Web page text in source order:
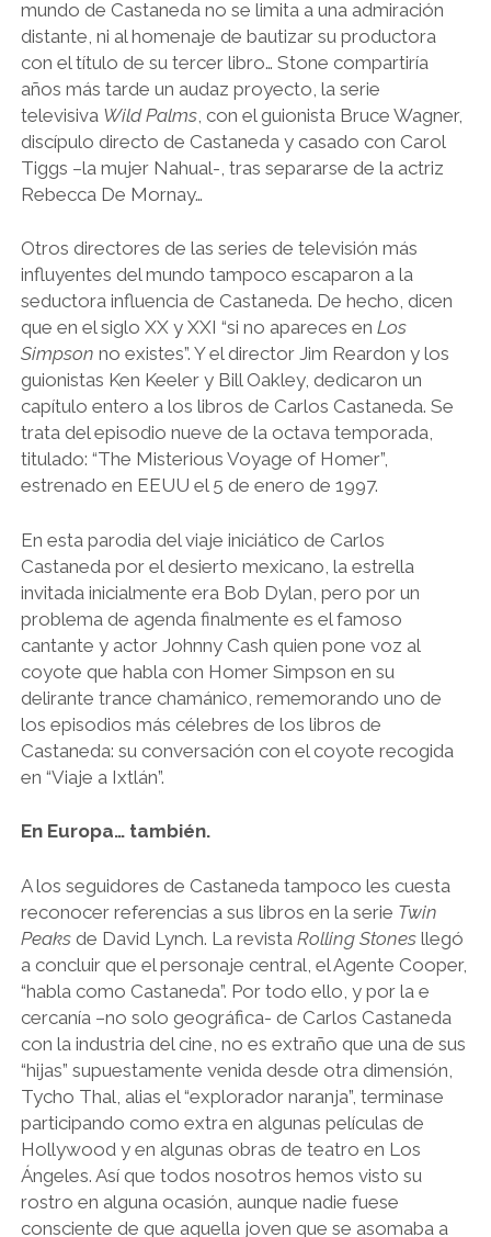
mundo de Castaneda no se limita a una admiración
distante, ni al homenaje de bautizar su productora
con el título de su tercer libro… Stone compartiría
años más tarde un audaz proyecto, la serie
televisiva Wild Palms, con el guionista Bruce Wagner,
discípulo directo de Castaneda y casado con Carol
Tiggs –la mujer Nahual-, tras separarse de la actriz
Rebecca De Mornay…
Otros directores de las series de televisión más
influyentes del mundo tampoco escaparon a la
seductora influencia de Castaneda. De hecho, dicen
que en el siglo XX y XXI “si no apareces en Los
Simpson no existes”. Y el director Jim Reardon y los
guionistas Ken Keeler y Bill Oakley, dedicaron un
capítulo entero a los libros de Carlos Castaneda. Se
trata del episodio nueve de la octava temporada,
titulado: “The Misterious Voyage of Homer”,
estrenado en EEUU el 5 de enero de 1997.
En esta parodia del viaje iniciático de Carlos
Castaneda por el desierto mexicano, la estrella
invitada inicialmente era Bob Dylan, pero por un
problema de agenda finalmente es el famoso
cantante y actor Johnny Cash quien pone voz al
coyote que habla con Homer Simpson en su
delirante trance chamánico, rememorando uno de
los episodios más célebres de los libros de
Castaneda: su conversación con el coyote recogida
en “Viaje a Ixtlán”.
En Europa… también.
A los seguidores de Castaneda tampoco les cuesta
reconocer referencias a sus libros en la serie Twin
Peaksde David Lynch. La revista Rolling Stonesllegó
a concluir que el personaje central, el Agente Cooper,
“habla como Castaneda”. Por todo ello, y por la e
cercanía –no solo geográfica- de Carlos Castaneda
con la industria del cine, no es extraño que una de sus
“hijas” supuestamente venida desde otra dimensión,
Tycho Thal, alias el “explorador naranja”, terminase
participando como extra en algunas películas de
Hollywood y en algunas obras de teatro en Los
Ángeles. Así que todos nosotros hemos visto su
rostro en alguna ocasión, aunque nadie fuese
consciente de que aquella joven que se asomaba a